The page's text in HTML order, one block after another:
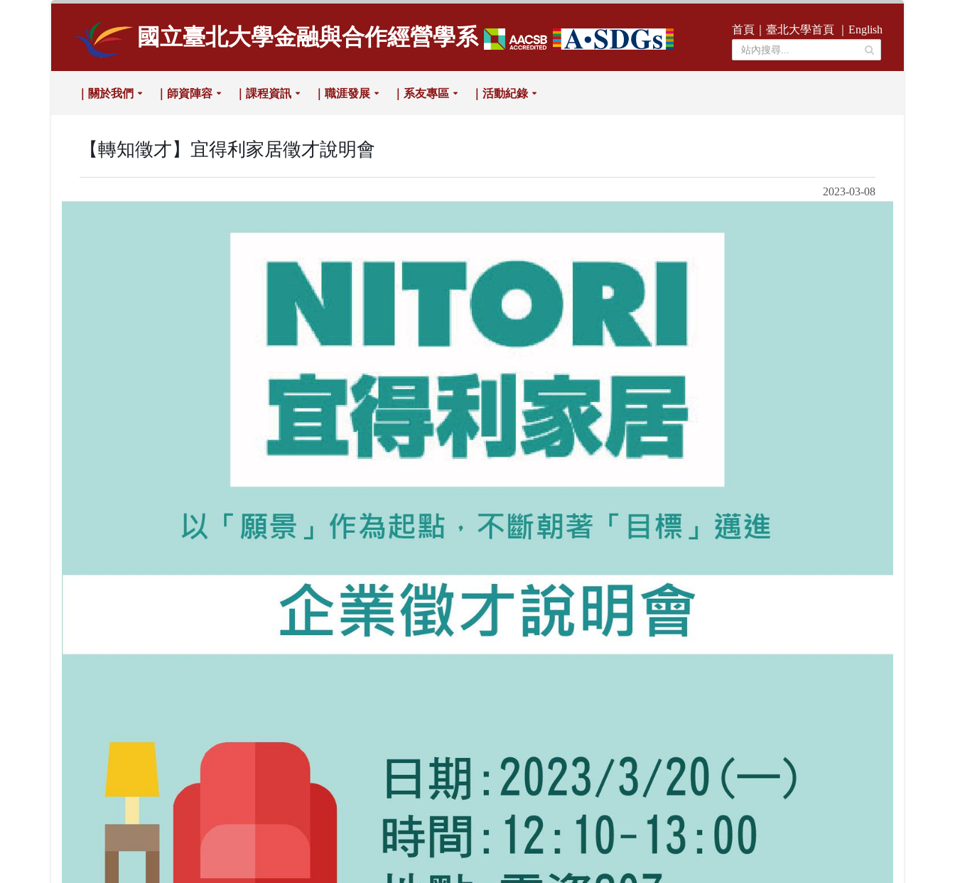
國立臺北大學金融與合作經營學系 首頁 臺北大學首頁 English
｜關於我們 ｜師資陣容 ｜課程資訊 ｜職涯發展 ｜系友專區 ｜活動紀錄
【轉知徵才】宜得利家居徵才說明會
2023-03-08